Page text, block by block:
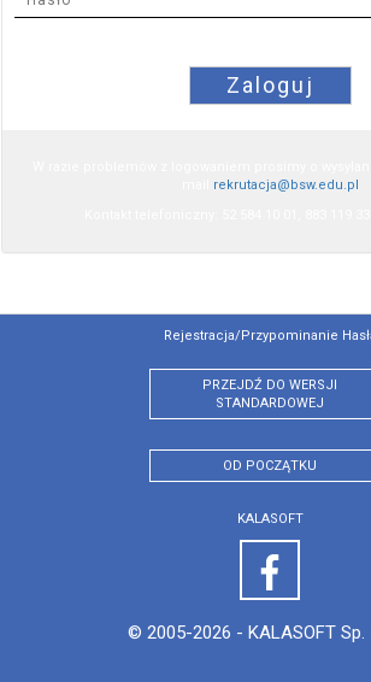
Zaloguj
rekrutacja@bsw.edu.pl
Rejestracja/przypominanie
PRZEJDŹ DO WERSJI
STANDARDOWEJ
OD POCZĄTKU
KALASOFT
© 2005-2026 - KALASOFT Sp.